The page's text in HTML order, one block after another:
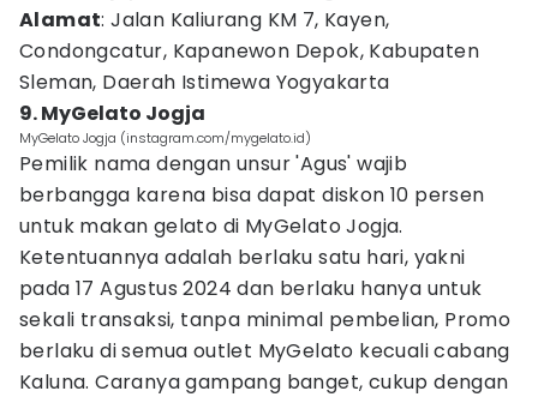
Alamat: Jalan Kaliurang KM 7, Kayen,
Condongcatur, Kapanewon Depok, Kabupaten
Sleman, Daerah Istimewa Yogyakarta
9. MyGelato Jogja
MyGelato Jogja (instagram.com/mygelato.id)
Pemilik nama dengan unsur 'Agus' wajib
berbangga karena bisa dapat diskon 10 persen
untuk makan gelato di MyGelato Jogja.
Ketentuannya adalah berlaku satu hari, yakni
pada 17 Agustus 2024 dan berlaku hanya untuk
sekali transaksi, tanpa minimal pembelian, Promo
berlaku di semua outlet MyGelato kecuali cabang
Kaluna. Caranya gampang banget, cukup dengan